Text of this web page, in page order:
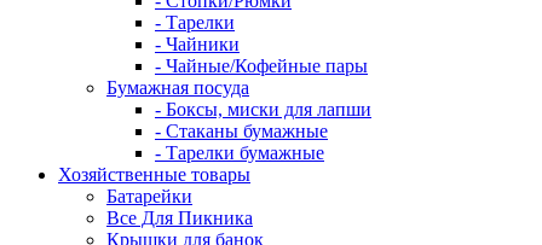
- Тарелки
- Чайники
- Чайные/Кофейные пары
Бумажная посуда
- Боксы, миски для лапши
- Стаканы бумажные
- Тарелки бумажные
Хозяйственные товары
Батарейки
Все Для Пикника
Крышки для банок